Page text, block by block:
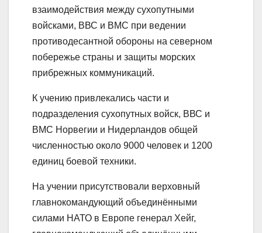
взаимодействия между сухопутными
войсками, ВВС и ВМС при ведении
противодесантной обороны на северном
побережье страны и защиты морских
прибрежных коммуникаций.
К учению привлекались части и
подразделения сухопутных войск, ВВС и
ВМС Норвегии и Нидерландов общей
численностью около 9000 человек и 1200
единиц боевой техники.
На учении присутствовали верховный
главнокомандующий объединёнными
силами НАТО в Европе генерал Хейг,